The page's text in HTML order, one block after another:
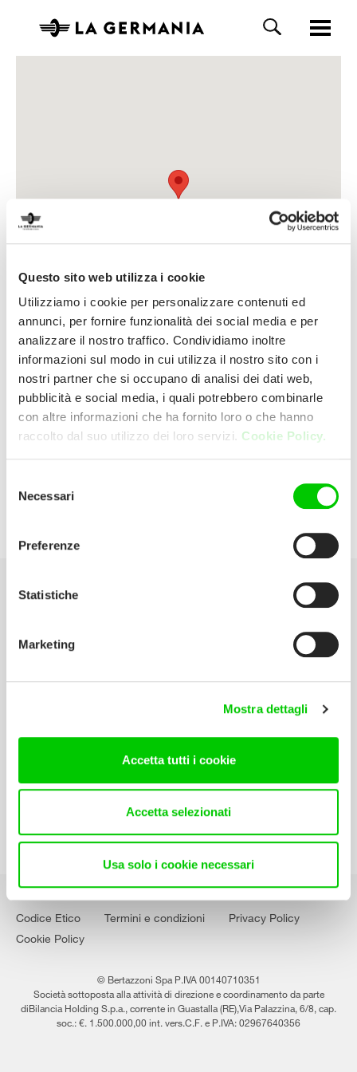
Questo sito web utilizza i cookie
Utilizziamo i cookie per personalizzare contenuti ed
annunci, per fornire funzionalità dei social media e per
analizzare il nostro traffico. Condividiamo inoltre
informazioni sul modo in cui utilizza il nostro sito con i
nostri partner che si occupano di analisi dei dati web,
pubblicità e social media, i quali potrebbero combinarle
con altre informazioni che ha fornito loro o che hanno
raccolto dal suo utilizzo dei loro servizi. Cookie Policy.
delNecessari
Preferenze
Statistiche
Marketing
Mostra dettagli
Accetta tutti i cookie
Accetta selezionati
Usa solo i cookie necessari
Cifra Srl
(Salerno) Italia
Scarica il catalogo
Manuali d’istruzione
Lavora con noi
Codice Etico Termini e condizioni
Privacy Policy
Cookie Policy
© Bertazzoni Spa P.IVA 00140710351
Società sottoposta alla attività di direzione e coordinamento da parte
diBilancia Holding S.p.a., corrente in Guastalla (RE),Via Palazzina, 6/8, cap.
soc.: €. 1.500.000,00 int. vers.C.F. e P.IVA: 02967640356